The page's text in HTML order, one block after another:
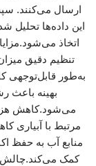
ارسال می‌کنند.
این داده‌ها تحلیل
اتخاذ
تنظیم دقیق
به‌طور قابل‌توجهی
بهینه باعث
می‌شود.کاهش
مرتبط با آبیاری
منابع آب به حفظ
کمک می‌کند.چالش‌ها